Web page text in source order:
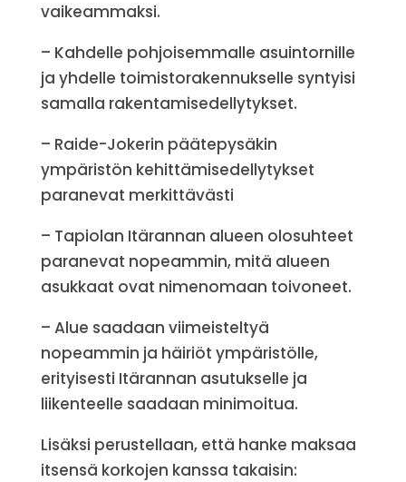
vaikeammaksi.
– Kahdelle pohjoisemmalle asuintornille
ja yhdelle toimistorakennukselle syntyisi
samalla rakentamisedellytykset.
– Raide-Jokerin päätepysäkin
ympäristön kehittämisedellytykset
paranevat merkittävästi
– Tapiolan Itärannan alueen olosuhteet
paranevat nopeammin, mitä alueen
asukkaat ovat nimenomaan toivoneet.
– Alue saadaan viimeisteltyä
nopeammin ja häiriöt ympäristölle,
erityisesti Itärannan asutukselle ja
liikenteelle saadaan minimoitua.
Lisäksi perustellaan, että hanke maksaa
itsensä korkojen kanssa takaisin: